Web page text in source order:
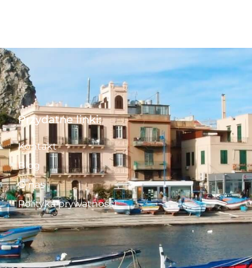
Przydatne linki:
Kontakt
Blog
O nas
Polityka prywatności